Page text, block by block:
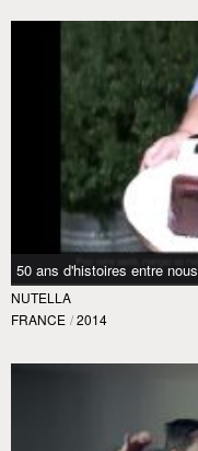
50 ans d'histoires entre nous
NUTELLA
FRANCE / 2014